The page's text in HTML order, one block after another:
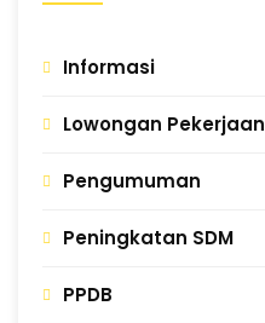
Informasi
Lowongan Pekerjaan
Pengumuman
Peningkatan SDM
PPDB